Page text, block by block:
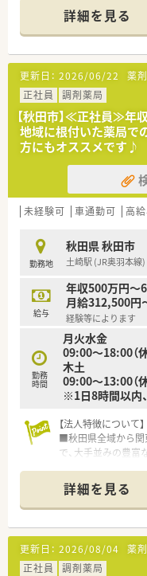
■全店舗共通の動
を図っており、応
す。
■地元のプロバスケ
ど、地域貢献活動
す。
【店舗情報と応需状
■最寄り駅のJR奥
置しており、内科や
■処方箋は1日平均
常勤3名の余裕ある
■近隣の内科医院
を含む総合的な科
■正社員として年
あり、管理薬剤師
す。
■持ち家の方にも
家族手当や地域割
■転居を伴う異動
据えて長く安定し
す。
【職場環境と雰囲気】
■経営陣との定期的
に良く、現場の意
■育児短時間勤務制
あり、男性の取得実
す。
「お大事に」の心
す。
詳細を見る
更新日： 2026/06/22 薬
正社員
調剤薬局
【秋田市】≪正社員≫年
地域に根付いた薬局で
方にもオススメです♪
未経験可 車通勤可 高
勤務地
秋田県 秋田市
土崎駅 (JR奥羽本線)
給与
年収500万円～
月給312,500円
経験等によります
勤務
時間
月火水金
09:00～18:00（
木土
09:00～13:00（
※1日8時間以内
【法人特徴について】
■秋田県全域から関
で、大手並みの豊富
事業を展開してお
■複数部門による
おり、景気に左右さ
【店舗情報と応需状
■最寄り駅のJR奥羽
イカー通勤が可能
詳細を見る
更新日： 2026/08/04 薬
正社員
調剤薬局